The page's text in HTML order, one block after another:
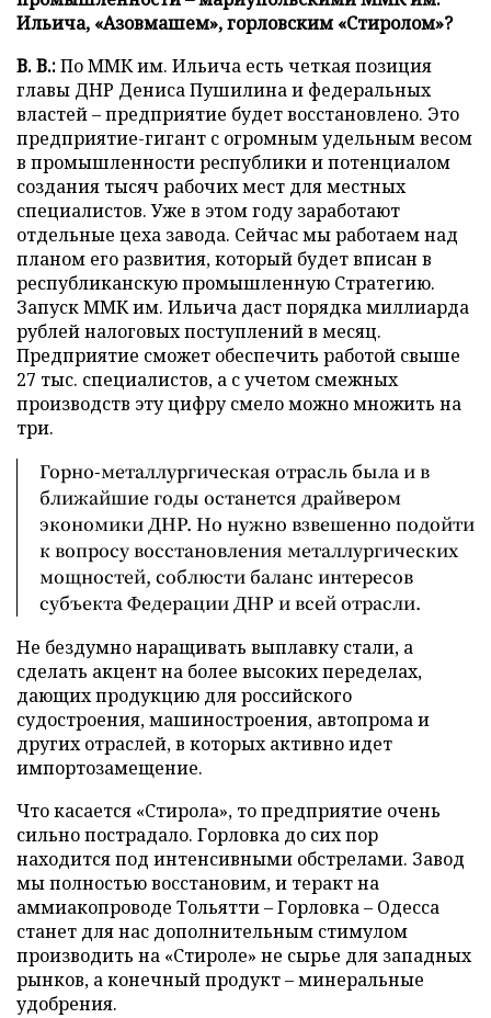
Ильича, «Азовмашем», горловским «Стиролом»?
В. В.:По ММК им. Ильича есть четкая позиция
главы ДНР Дениса Пушилина и федеральных
властей – предприятие будет восстановлено. Это
предприятие-гигант с огромным удельным весом
в промышленности республики и потенциалом
создания тысяч рабочих мест для местных
специалистов. Уже в этом году заработают
отдельные цеха завода. Сейчас мы работаем над
планом его развития, который будет вписан в
республиканскую промышленную Стратегию.
Запуск ММК им. Ильича даст порядка миллиарда
рублей налоговых поступлений в месяц.
Предприятие сможет обеспечить работой свыше
27 тыс. специалистов, а с учетом смежных
производств эту цифру смело можно множить на
три.
Горно-металлургическая отрасль была и в
ближайшие годы останется драйвером
экономики ДНР. Но нужно взвешенно подойти
к вопросу восстановления металлургических
мощностей, соблюсти баланс интересов
субъекта Федерации ДНР и всей отрасли.
Не бездумно наращивать выплавку стали, а
сделать акцент на более высоких переделах,
дающих продукцию для российского
судостроения, машиностроения, автопрома и
других отраслей, в которых активно идет
импортозамещение.
Что касается «Стирола», то предприятие очень
сильно пострадало. Горловка до сих пор
находится под интенсивными обстрелами. Завод
мы полностью восстановим, и теракт на
аммиакопроводе Тольятти – Горловка – Одесса
станет для нас дополнительным стимулом
производить на «Стироле» не сырье для западных
рынков, а конечный продукт – минеральные
удобрения.